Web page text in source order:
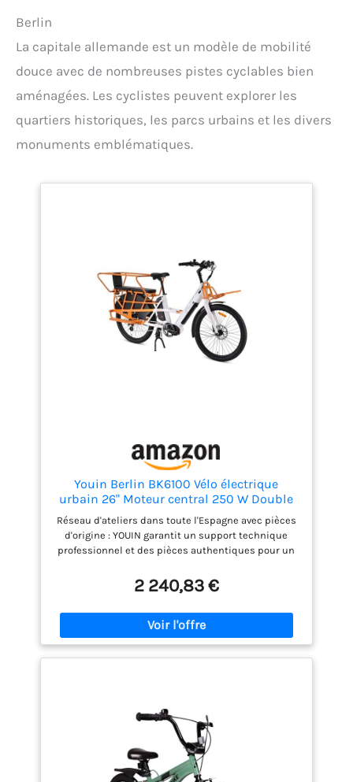
l'existence la plus éblouissante lorsque vous roulez
la nuit. Le produit fournit différentes couleurs de
lumière et vous pouvez les mélanger ou les assortir
Spoke Light doit être le choix parfait pour vous !
Berlin
La capitale allemande est un modèle de mobilité
douce avec de nombreuses pistes cyclables bien
aménagées. Les cyclistes peuvent explorer les
quartiers historiques, les parcs urbains et les divers
monuments emblématiques.
Youin Berlin BK6100 Vélo électrique
urbain 26" Moteur central 250 W Double
batterie jusqu'à 125 km Freins
hydrauliques Shimano 7 V Porte-bagages
Écran Couleur aluminium
Réseau d'ateliers dans toute l'Espagne avec pièces
d'origine : YOUIN garantit un support technique
professionnel et des pièces authentiques pour un
service après-vente Montage pré-monté à 95 %, prêt
à rouler en quelques minutes : évitez les erreurs de
montage, ajustez simplement le guidon et la selle.
Un processus rapide et simple comparé aux vélos
qui arrivent complètement démontés Autonomie
réaliste jusqu'à 125 km grâce à sa double batterie :
central à couple élevé et composants urbains
premium : freins hydrauliques, dérailleur Shimano
7 V et écran couleur pour une conduite fluide, sûre
et connectée à tout moment Fabrication 100 %
européenne avec des contrôles de qualité stricts :
2 240,83 €